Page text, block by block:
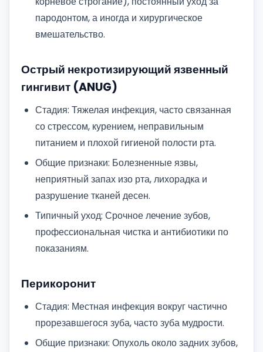
пародонтом, а иногда и хирургическое
вмешательство.
Острый некротизирующий язвенный
гингивит (ANUG)
Стадия: Тяжелая инфекция, часто связанная
со стрессом, курением, неправильным
питанием и плохой гигиеной полости рта.
Общие признаки: Болезненные язвы,
неприятный запах изо рта, лихорадка и
разрушение тканей десен.
Типичный уход: Срочное лечение зубов,
профессиональная чистка и антибиотики по
показаниям.
Перикоронит
Стадия: Местная инфекция вокруг частично
прорезавшегося зуба, часто зуба мудрости.
Общие признаки: Опухоль около задних зубов,